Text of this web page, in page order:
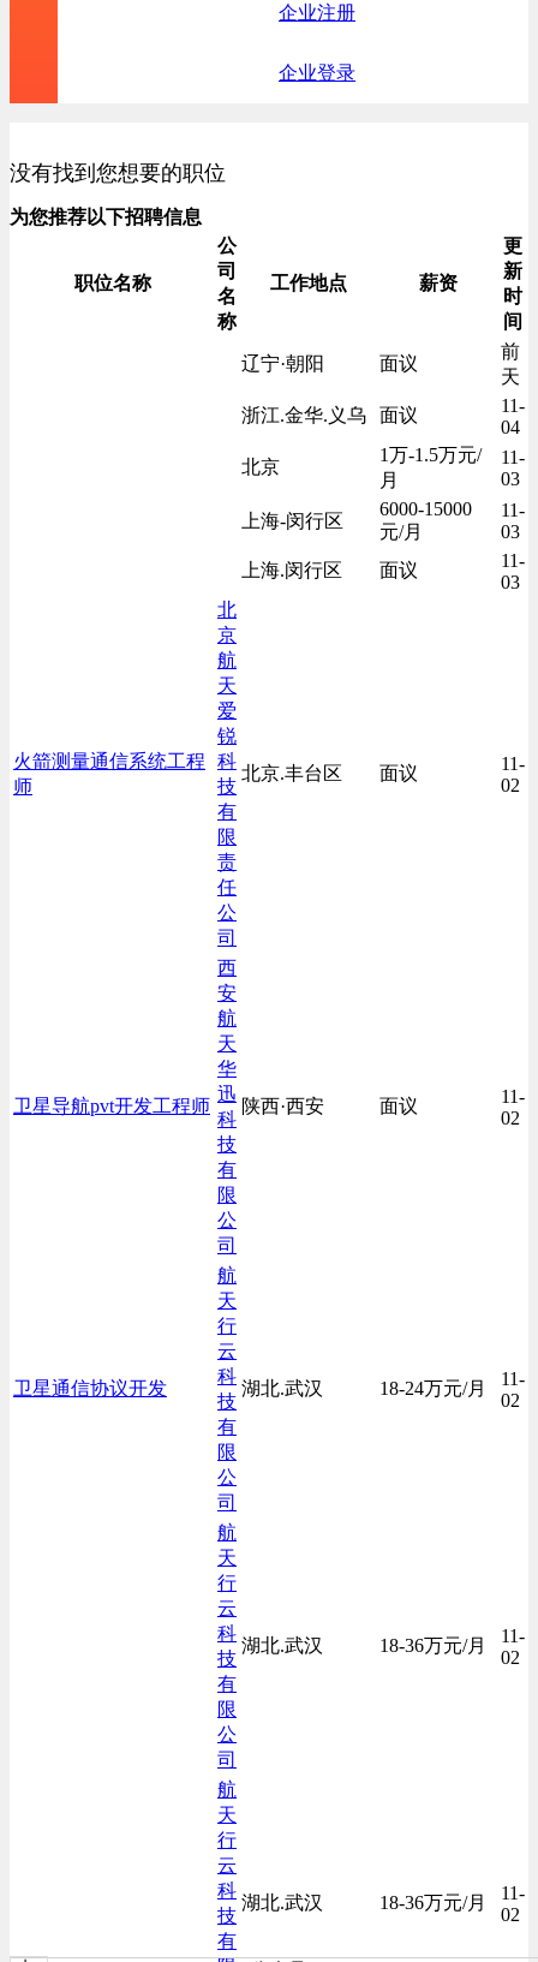
企业注册
企业登录
没有找到您想要的职位
为您推荐以下招聘信息
职位名称
公
司
名
称
工作地点 薪资
更
新
时
间
辽宁·朝阳 面议
前
天
浙江.金华.义乌
面议
11-
04
北京
1万-1.5万元/
月
11-
03
上海-闵行区
6000-15000
元/月
11-
03
上海.闵行区
面议
11-
03
火箭测量通信系统工程
师
北
京
航
天
爱
锐
科
技
有
限
责
任
公
司
北京.丰台区 面议
11-
02
卫星导航pvt开发工程师
西
安
航
天
华
迅
科
技
有
限
公
司
陕西·西安 面议
11-
02
卫星通信协议开发
航
天
行
云
科
技
有
限
公
司
湖北.武汉 18-24万元/月
11-
02
航
天
行
云
科
技
有
限
公
司
湖北.武汉 18-36万元/月
11-
02
航
天
行
云
科
技
有
湖北.武汉 18-36万元/月
11-
02